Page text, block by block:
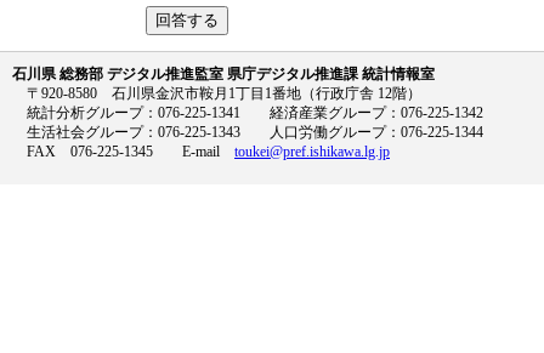
石川県 総務部 デジタル推進監室 県庁デジタル推進課 統計情報室
〒920-8580 石川県金沢市鞍月1丁目1番地（行政庁舎 12階）
統計分析グループ：076-225-1341 経済産業グループ：076-225-1342
生活社会グループ：076-225-1343 人口労働グループ：076-225-1344
FAX 076-225-1345 E-mail toukei@pref.ishikawa.lg.jp